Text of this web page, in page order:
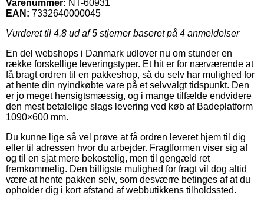
Varenummer: NT-60931
EAN: 7332640000045
Vurderet til 4.8 ud af 5 stjerner baseret på 4 anmeldelser
En del webshops i Danmark udlover nu om stunder en
række forskellige leveringstyper. Et hit er for nærværende at
få bragt ordren til en pakkeshop, så du selv har mulighed for
at hente din nyindkøbte vare på et selvvalgt tidspunkt. Den
er jo meget hensigtsmæssig, og i mange tilfælde endvidere
den mest betalelige slags levering ved køb af Badeplatform
1090×600 mm.
Du kunne lige så vel prøve at få ordren leveret hjem til dig
eller til adressen hvor du arbejder. Fragtformen viser sig af
og til en sjat mere bekostelig, men til gengæld ret
fremkommelig. Den billigste mulighed for fragt vil dog altid
være at hente pakken selv, som desværre betinges af at du
opholder dig i kort afstand af webbutikkens tilholdssted.